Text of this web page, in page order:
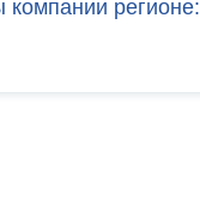
регионе: